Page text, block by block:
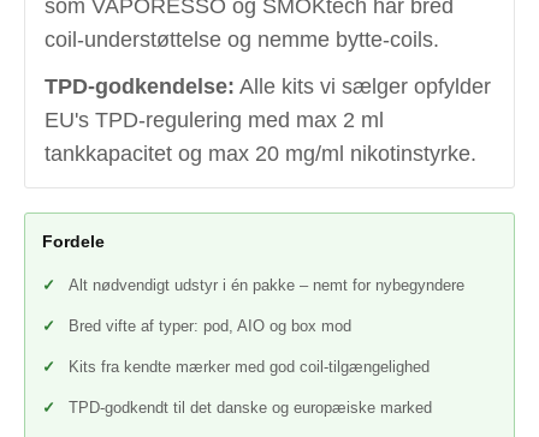
som VAPORESSO og SMOKtech har bred
coil-understøttelse og nemme bytte-coils.
TPD-godkendelse: Alle kits vi sælger opfylder
EU's TPD-regulering med max 2 ml
tankkapacitet og max 20 mg/ml nikotinstyrke.
Fordele
Alt nødvendigt udstyr i én pakke – nemt for nybegyndere
Bred vifte af typer: pod, AIO og box mod
Kits fra kendte mærker med god coil-tilgængelighed
TPD-godkendt til det danske og europæiske marked